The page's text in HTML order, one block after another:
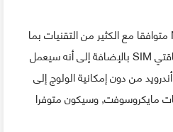
من جهة أخرى سيأتي Nokia X2 متوافقا مع الكثير من التقنيات بما
فيها ويفي و بلوثوت 4.0 و ببطاقتي SIM بالإضافة إلى أنه سيعمل
من دون إمكانية الولوج إلى
مايكروسوفت, وسيكون متوفرا